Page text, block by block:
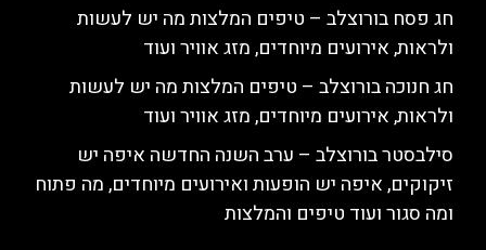
חג פסח בורוצלב – טיפים המלצות מה יש לעשות
ולראות, אירועים מיוחדים, מזג אוויר ועוד
חג חנוכה בורוצלב – טיפים המלצות מה יש לעשות
ולראות, אירועים מיוחדים, מזג אוויר ועוד
סילבסטר בורוצלב – ערב השנה החדשה איפה יש
זיקוקים, איפה יש הופעות ואירועים מיוחדים, מה פתוח
ומה סגור ועוד טיפים והמלצות